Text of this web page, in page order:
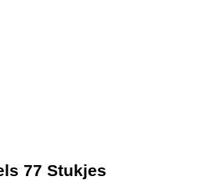
77 Stukjes